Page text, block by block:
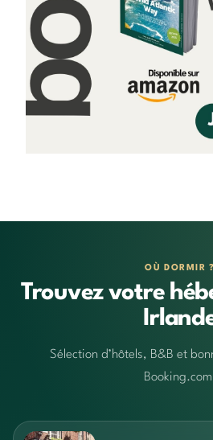
OÙ DORMIR ?
Trouvez votre
Sélection d’hôtels, B&B et